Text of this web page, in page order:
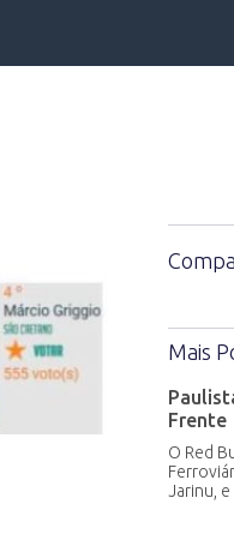
Mais
Frente
O Red
Jarinu, e